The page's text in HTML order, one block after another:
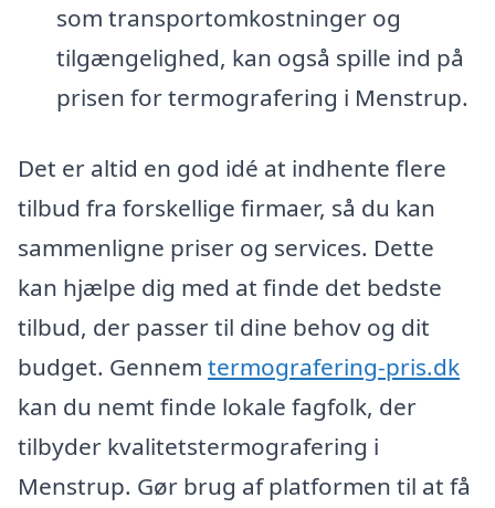
som transportomkostninger og
tilgængelighed, kan også spille ind på
prisen for termografering i Menstrup.
Det er altid en god idé at indhente flere
tilbud fra forskellige firmaer, så du kan
sammenligne priser og services. Dette
kan hjælpe dig med at finde det bedste
tilbud, der passer til dine behov og dit
budget. Gennem termografering-pris.dk
kan du nemt finde lokale fagfolk, der
tilbyder kvalitetstermografering i
Menstrup. Gør brug af platformen til at få